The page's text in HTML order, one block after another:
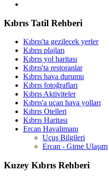
Kıbrıs Tatil Rehberi
Kıbrıs'ta gezilecek yerler
Kıbrıs plajları
Kıbrıs yol haritası
Kıbrıs'ta restoranlar
Kıbrıs hava durumu
Kıbrıs fotoğrafları
Kıbrıs Aktiviteler
Kıbrıs'a uçan hava yolları
Kıbrıs Otelleri
Kıbrıs Haritası
Ercan Havalimanı
Uçuş Bilgileri
Ercan - Girne Ulaşım
Kuzey Kıbrıs Rehberi